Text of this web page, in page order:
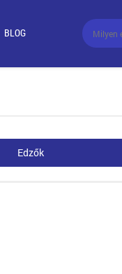
BLOG
Edzők